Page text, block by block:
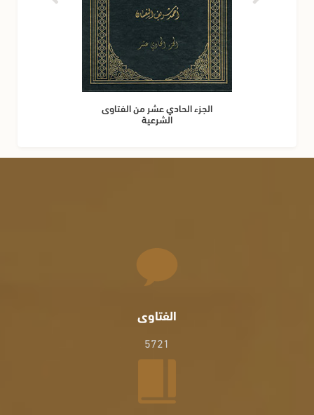
الجزء الحادي عشر من الفتاوى
الشرعية
الفتاوى
5721